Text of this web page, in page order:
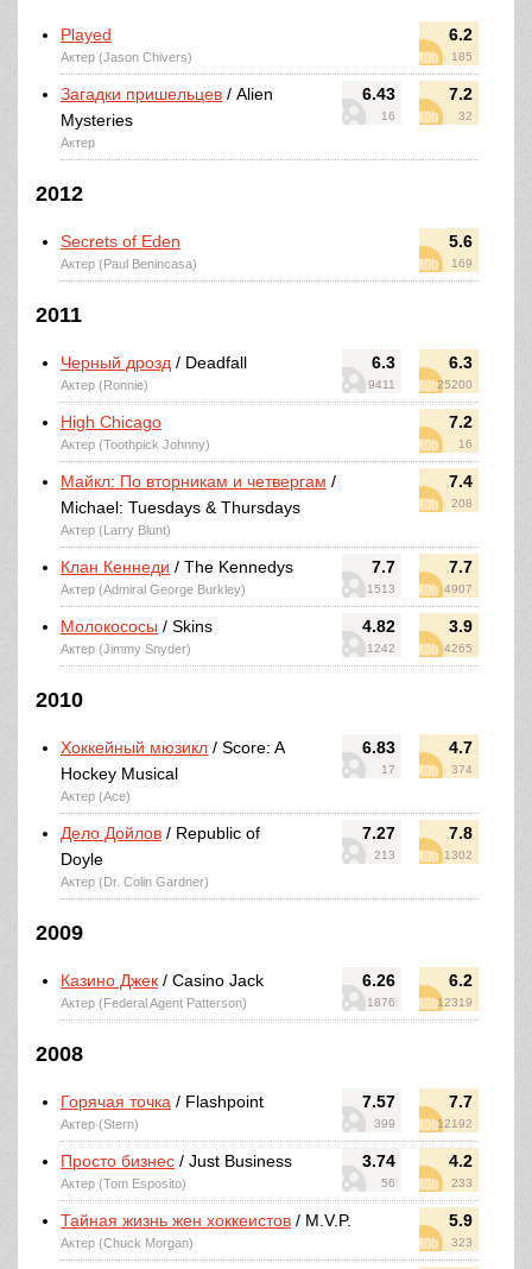
6.2
185
Played
Актер (Jason Chivers)
6.43
16
7.2
32
Загадки пришельцев / Alien
Mysteries
Актер
2012
5.6
169
Secrets of Eden
Актер (Paul Benincasa)
2011
6.3
9411
6.3
25200
Черный дрозд / Deadfall
Актер (Ronnie)
7.2
16
High Chicago
Актер (Toothpick Johnny)
7.4
208
Майкл: По вторникам и четвергам /
Michael: Tuesdays & Thursdays
Актер (Larry Blunt)
7.7
1513
7.7
4907
Клан Кеннеди / The Kennedys
Актер (Admiral George Burkley)
4.82
1242
3.9
4265
Молокососы / Skins
Актер (Jimmy Snyder)
2010
6.83
17
4.7
374
Хоккейный мюзикл / Score: A
Hockey Musical
Актер (Ace)
7.27
213
7.8
1302
Дело Дойлов / Republic of
Doyle
Актер (Dr. Colin Gardner)
2009
6.26
1876
6.2
12319
Казино Джек / Casino Jack
Актер (Federal Agent Patterson)
2008
7.57
399
7.7
12192
Горячая точка / Flashpoint
Актер (Stern)
3.74
56
4.2
233
Просто бизнес / Just Business
Актер (Tom Esposito)
5.9
323
Тайная жизнь жен хоккеистов / M.V.P.
Актер (Chuck Morgan)